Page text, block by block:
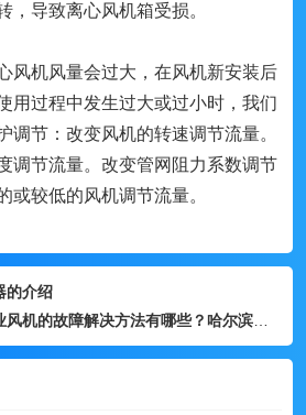
，导致离心风机箱受损。
机风量会过大，在风机新安装后
用过程中发生过大或过小时，我们
调节：改变风机的转速调节流量。
调节流量。改变管网阻力系数调节
或较低的风机调节流量。
的介绍
故障解决方法有哪些？哈尔滨风机厂家告诉你